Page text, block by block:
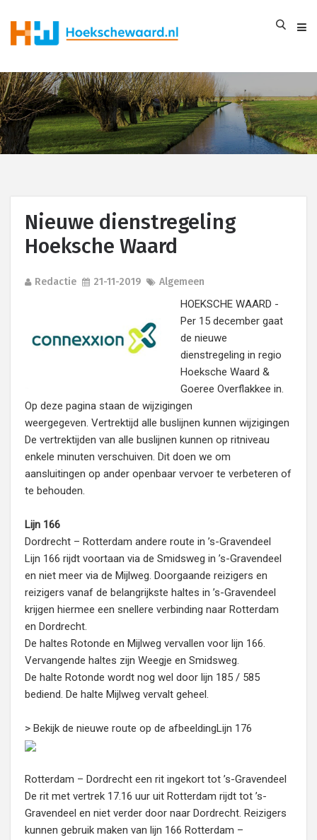
Nieuwe dienstregeling
Hoeksche Waard
Redactie 21-11-2019 Algemeen
HOEKSCHE WAARD -
Per 15 december gaat
de nieuwe
dienstregeling in regio
Hoeksche Waard &
Goeree Overflakkee in.
Op deze pagina staan de wijzigingen
weergegeven. Vertrektijd alle buslijnen kunnen wijzigingen
De vertrektijden van alle buslijnen kunnen op ritniveau
enkele minuten verschuiven. Dit doen we om
aansluitingen op ander openbaar vervoer te verbeteren of
te behouden.
Lijn 166
Dordrecht – Rotterdam andere route in ’s-Gravendeel
Lijn 166 rijdt voortaan via de Smidsweg in ’s-Gravendeel
en niet meer via de Mijlweg. Doorgaande reizigers en
reizigers vanaf de belangrijkste haltes in ’s-Gravendeel
krijgen hiermee een snellere verbinding naar Rotterdam
en Dordrecht.
De haltes Rotonde en Mijlweg vervallen voor lijn 166.
Vervangende haltes zijn Weegje en Smidsweg.
De halte Rotonde wordt nog wel door lijn 185 / 585
bediend. De halte Mijlweg vervalt geheel.
> Bekijk de nieuwe route op de afbeeldingLijn 176
Rotterdam – Dordrecht een rit ingekort tot ’s-Gravendeel
De rit met vertrek 17.16 uur uit Rotterdam rijdt tot ’s-
Gravendeel en niet verder door naar Dordrecht. Reizigers
kunnen gebruik maken van lijn 166 Rotterdam –